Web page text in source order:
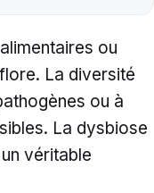
ou
La diversité
ou à
La dysbiose
véritable